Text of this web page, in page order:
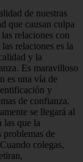
de nuestras
que causan culpa
relaciones con
relaciones es la
y la
Es maravilloso
es una vía de
y
de confianza.
se llegará al
las que la
problemas de
colegas,